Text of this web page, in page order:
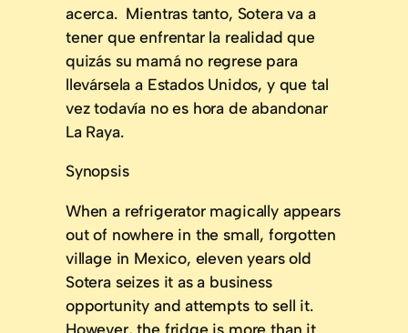
acerca. Mientras tanto, Sotera va a
tener que enfrentar la realidad que
quizás su mamá no regrese para
llevársela a Estados Unidos, y que tal
vez todavía no es hora de abandonar
La Raya.
Synopsis
When a refrigerator magically appears
out of nowhere in the small, forgotten
village in Mexico, eleven years old
Sotera seizes it as a business
opportunity and attempts to sell it.
However, the fridge is more than it